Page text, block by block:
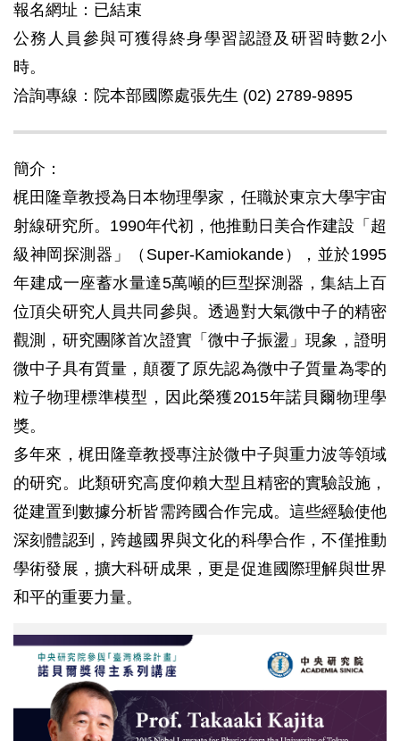
報名網址：已結束
公務人員參與可獲得終身學習認證及研習時數2小
時。
洽詢專線：院本部國際處張先生 (02) 2789-9895
簡介：
梶田隆章教授為日本物理學家，任職於東京大學宇宙
射線研究所。1990年代初，他推動日美合作建設「超
級神岡探測器」（Super-Kamiokande），並於1995
年建成一座蓄水量達5萬噸的巨型探測器，集結上百
位頂尖研究人員共同參與。透過對大氣微中子的精密
觀測，研究團隊首次證實「微中子振盪」現象，證明
微中子具有質量，顛覆了原先認為微中子質量為零的
粒子物理標準模型，因此榮獲2015年諾貝爾物理學
獎。
多年來，梶田隆章教授專注於微中子與重力波等領域
的研究。此類研究高度仰賴大型且精密的實驗設施，
從建置到數據分析皆需跨國合作完成。這些經驗使他
深刻體認到，跨越國界與文化的科學合作，不僅推動
學術發展，擴大科研成果，更是促進國際理解與世界
和平的重要力量。
0415-
中
院-10-
Takaaki
Kajita